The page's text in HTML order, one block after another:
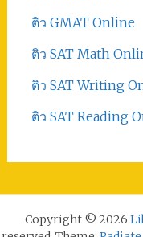
ติว GMAT Online
ติว SAT Math
ติว SAT Writing
ติว SAT Reading
Copyright © 2026